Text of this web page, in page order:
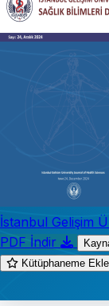
İstanbul Gelişim
PDF İndir
Kütüphaneme Ekle